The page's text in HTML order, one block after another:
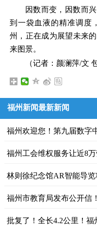
因数而变，因数而
到一袋血液的精准调度
州，正在成为展望未来
来图景。
（记者：颜澜萍/文
福州新闻最新新闻
福州欢迎您！第九届数字
福州工会维权服务让近8
林则徐纪念馆AR智能导
福州市教育局发布公开信！
批复了！全长4.2公里！